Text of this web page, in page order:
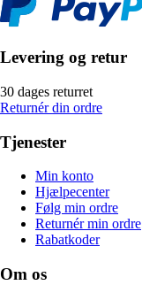
Levering og retur
30 dages returret
Returnér din ordre
Tjenester
Min konto
Hjælpecenter
Følg min ordre
Returnér min ordre
Rabatkoder
Om os